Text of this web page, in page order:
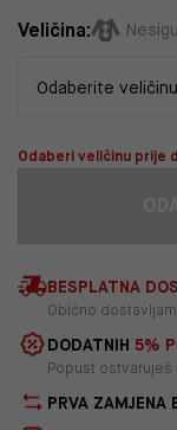
Veličina:
Odaberi veličinu prije
BESPLATNA
Obično
DODATNIH 5%
Popust ostvaruješ
PRVA ZAMJENA